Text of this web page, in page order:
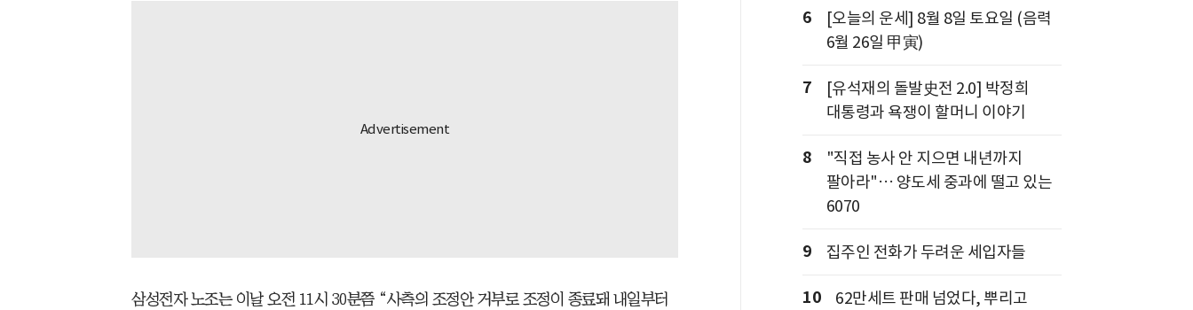
삼성전자 노조는 이날 오전 11시 30분쯤 “사측의 조정안 거부로 조정이 종료돼 내일부터
6
[오늘의 운세] 8월 8일 토요일 (음력
6월 26일 甲寅)
7
[유석재의 돌발史전 2.0] 박정희
대통령과 욕쟁이 할머니 이야기
8
"직접 농사 안 지으면 내년까지
팔아라"… 양도세 중과에 떨고 있는
6070
9 집주인 전화가 두려운 세입자들
10
62만세트 판매 넘었다, 뿌리고